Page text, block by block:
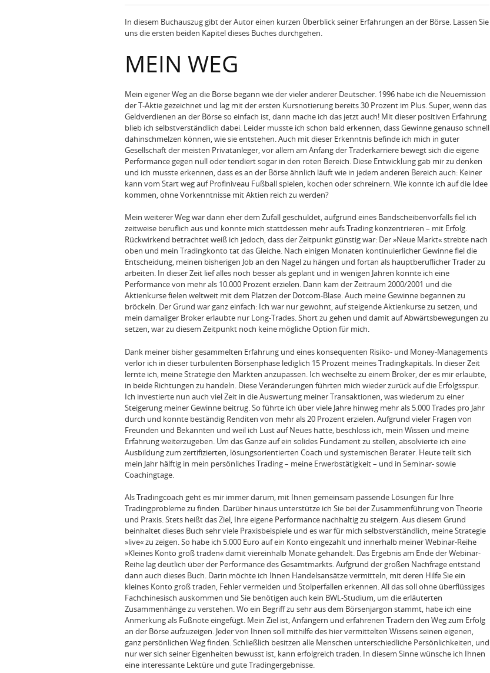
In diesem Buchauszug gibt der Autor einen kurzen Überblick seiner Erfahrungen an der Börse. Lassen Sie
uns die ersten beiden Kapitel dieses Buches durchgehen.
MEIN WEG
Mein eigener Weg an die Börse begann wie der vieler anderer Deutscher. 1996 habe ich die Neuemission
der T-Aktie gezeichnet und lag mit der ersten Kursnotierung bereits 30 Prozent im Plus. Super, wenn das
Geldverdienen an der Börse so einfach ist, dann mache ich das jetzt auch! Mit dieser positiven Erfahrung
blieb ich selbstverständlich dabei. Leider musste ich schon bald erkennen, dass Gewinne genauso schnell
dahinschmelzen können, wie sie entstehen. Auch mit dieser Erkenntnis befinde ich mich in guter
Gesellschaft der meisten Privatanleger, vor allem am Anfang der Traderkarriere bewegt sich die eigene
Performance gegen null oder tendiert sogar in den roten Bereich. Diese Entwicklung gab mir zu denken
und ich musste erkennen, dass es an der Börse ähnlich läuft wie in jedem anderen Bereich auch: Keiner
kann vom Start weg auf Profiniveau Fußball spielen, kochen oder schreinern. Wie konnte ich auf die Idee
kommen, ohne Vorkenntnisse mit Aktien reich zu werden?
Mein weiterer Weg war dann eher dem Zufall geschuldet, aufgrund eines Bandscheibenvorfalls fiel ich
zeitweise beruflich aus und konnte mich stattdessen mehr aufs Trading konzentrieren – mit Erfolg.
Rückwirkend betrachtet weiß ich jedoch, dass der Zeitpunkt günstig war: Der »Neue Markt« strebte nach
oben und mein Tradingkonto tat das Gleiche. Nach einigen Monaten kontinuierlicher Gewinne fiel die
Entscheidung, meinen bisherigen Job an den Nagel zu hängen und fortan als hauptberuflicher Trader zu
arbeiten. In dieser Zeit lief alles noch besser als geplant und in wenigen Jahren konnte ich eine
Performance von mehr als 10.000 Prozent erzielen. Dann kam der Zeitraum 2000/2001 und die
Aktienkurse fielen weltweit mit dem Platzen der Dotcom-Blase. Auch meine Gewinne begannen zu
bröckeln. Der Grund war ganz einfach: Ich war nur gewohnt, auf steigende Aktienkurse zu setzen, und
mein damaliger Broker erlaubte nur Long-Trades. Short zu gehen und damit auf Abwärtsbewegungen zu
setzen, war zu diesem Zeitpunkt noch keine mögliche Option für mich.
Dank meiner bisher gesammelten Erfahrung und eines konsequenten Risiko- und Money-Managements
verlor ich in dieser turbulenten Börsenphase lediglich 15 Prozent meines Tradingkapitals. In dieser Zeit
lernte ich, meine Strategie den Märkten anzupassen. Ich wechselte zu einem Broker, der es mir erlaubte,
in beide Richtungen zu handeln. Diese Veränderungen führten mich wieder zurück auf die Erfolgsspur.
Ich investierte nun auch viel Zeit in die Auswertung meiner Transaktionen, was wiederum zu einer
Steigerung meiner Gewinne beitrug. So führte ich über viele Jahre hinweg mehr als 5.000 Trades pro Jahr
durch und konnte beständig Renditen von mehr als 20 Prozent erzielen. Aufgrund vieler Fragen von
Freunden und Bekannten und weil ich Lust auf Neues hatte, beschloss ich, mein Wissen und meine
Erfahrung weiterzugeben. Um das Ganze auf ein solides Fundament zu stellen, absolvierte ich eine
Ausbildung zum zertifizierten, lösungsorientierten Coach und systemischen Berater. Heute teilt sich
mein Jahr hälftig in mein persönliches Trading – meine Erwerbstätigkeit – und in Seminar- sowie
Coachingtage.
Als Tradingcoach geht es mir immer darum, mit Ihnen gemeinsam passende Lösungen für Ihre
Tradingprobleme zu finden. Darüber hinaus unterstütze ich Sie bei der Zusammenführung von Theorie
und Praxis. Stets heißt das Ziel, Ihre eigene Performance nachhaltig zu steigern. Aus diesem Grund
beinhaltet dieses Buch sehr viele Praxisbeispiele und es war für mich selbstverständlich, meine Strategie
»live« zu zeigen. So habe ich 5.000 Euro auf ein Konto eingezahlt und innerhalb meiner Webinar-Reihe
»Kleines Konto groß traden« damit viereinhalb Monate gehandelt. Das Ergebnis am Ende der Webinar-
Reihe lag deutlich über der Performance des Gesamtmarkts. Aufgrund der großen Nachfrage entstand
dann auch dieses Buch. Darin möchte ich Ihnen Handelsansätze vermitteln, mit deren Hilfe Sie ein
kleines Konto groß traden, Fehler vermeiden und Stolperfallen erkennen. All das soll ohne überflüssiges
Fachchinesisch auskommen und Sie benötigen auch kein BWL-Studium, um die erläuterten
Zusammenhänge zu verstehen. Wo ein Begriff zu sehr aus dem Börsenjargon stammt, habe ich eine
Anmerkung als Fußnote eingefügt. Mein Ziel ist, Anfängern und erfahrenen Tradern den Weg zum Erfolg
an der Börse aufzuzeigen. Jeder von Ihnen soll mithilfe des hier vermittelten Wissens seinen eigenen,
ganz persönlichen Weg finden. Schließlich besitzen alle Menschen unterschiedliche Persönlichkeiten, und
nur wer sich seiner Eigenheiten bewusst ist, kann erfolgreich traden. In diesem Sinne wünsche ich Ihnen
eine interessante Lektüre und gute Tradingergebnisse.